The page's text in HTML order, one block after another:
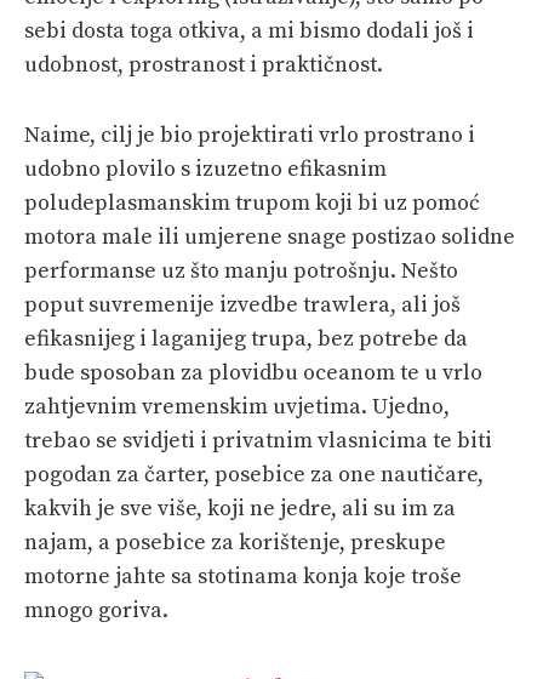
sebi dosta toga otkiva, a mi bismo dodali još i
udobnost, prostranost i praktičnost.
Naime, cilj je bio projektirati vrlo prostrano i
udobno plovilo s izuzetno efikasnim
poludeplasmanskim trupom koji bi uz pomoć
motora male ili umjerene snage postizao solidne
performanse uz što manju potrošnju. Nešto
poput suvremenije izvedbe trawlera, ali još
efikasnijeg i laganijeg trupa, bez potrebe da
bude sposoban za plovidbu oceanom te u vrlo
zahtjevnim vremenskim uvjetima. Ujedno,
trebao se svidjeti i privatnim vlasnicima te biti
pogodan za čarter, posebice za one nautičare,
kakvih je sve više, koji ne jedre, ali su im za
najam, a posebice za korištenje, preskupe
motorne jahte sa stotinama konja koje troše
mnogo goriva.